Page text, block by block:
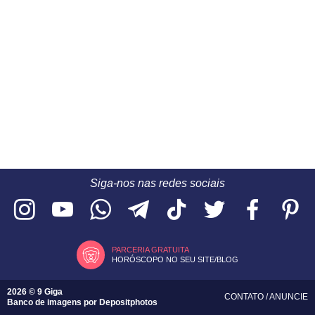
Siga-nos nas redes sociais
PARCERIA GRATUITA
HORÓSCOPO NO SEU SITE/BLOG
2026 © 9 Giga
Banco de imagens por Depositphotos
CONTATO /ANUNCIE